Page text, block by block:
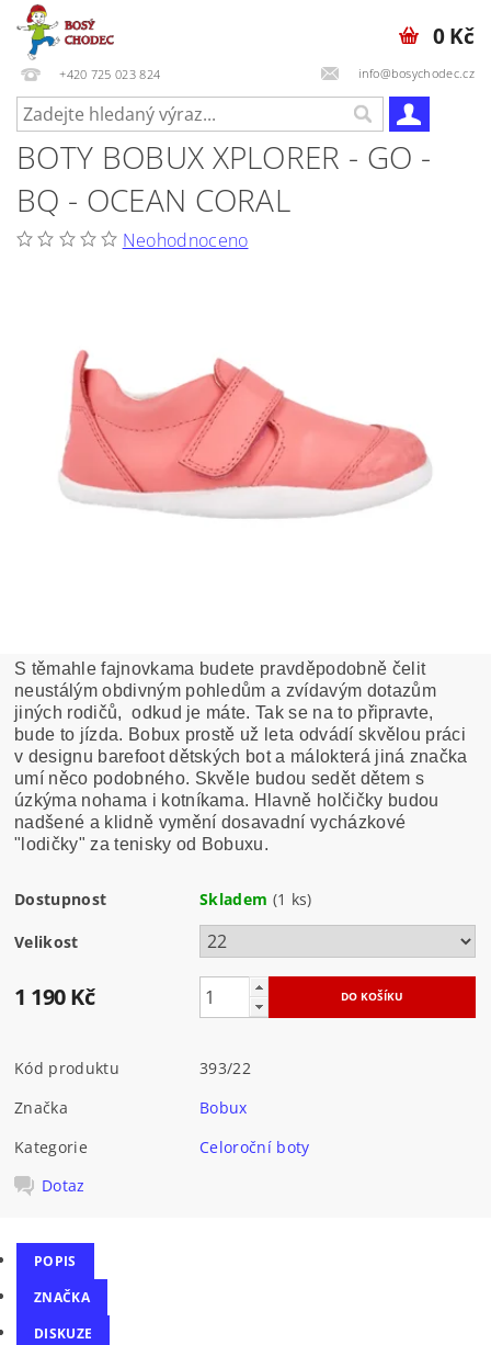
+420 725 023 824 info@bosychodec.cz
0 Kč
BOTY BOBUX XPLORER - GO -
BQ - OCEAN CORAL
Neohodnoceno
S těmahle fajnovkama budete pravděpodobně čelit
neustálým obdivným pohledům a zvídavým dotazům
jiných rodičů, odkud je máte. Tak se na to připravte,
bude to jízda. Bobux prostě už leta odvádí skvělou práci
v designu barefoot dětských bot a málokterá jiná značka
umí něco podobného. Skvěle budou sedět dětem s
úzkýma nohama i kotníkama. Hlavně holčičky budou
nadšené a klidně vymění dosavadní vycházkové
"lodičky" za tenisky od Bobuxu.
Dostupnost Skladem (1 ks)
Velikost
1 190 Kč
Kód produktu
393/22
Značka
Bobux
Kategorie
Celoroční boty
Dotaz
POPIS
ZNAČKA
DISKUZE